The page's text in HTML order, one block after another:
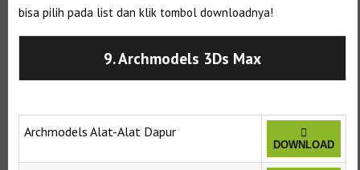
bisa pilih pada list dan klik tombol downloadnya!
9. Archmodels 3Ds Max
Archmodels Alat-Alat Dapur
DOWNLOAD